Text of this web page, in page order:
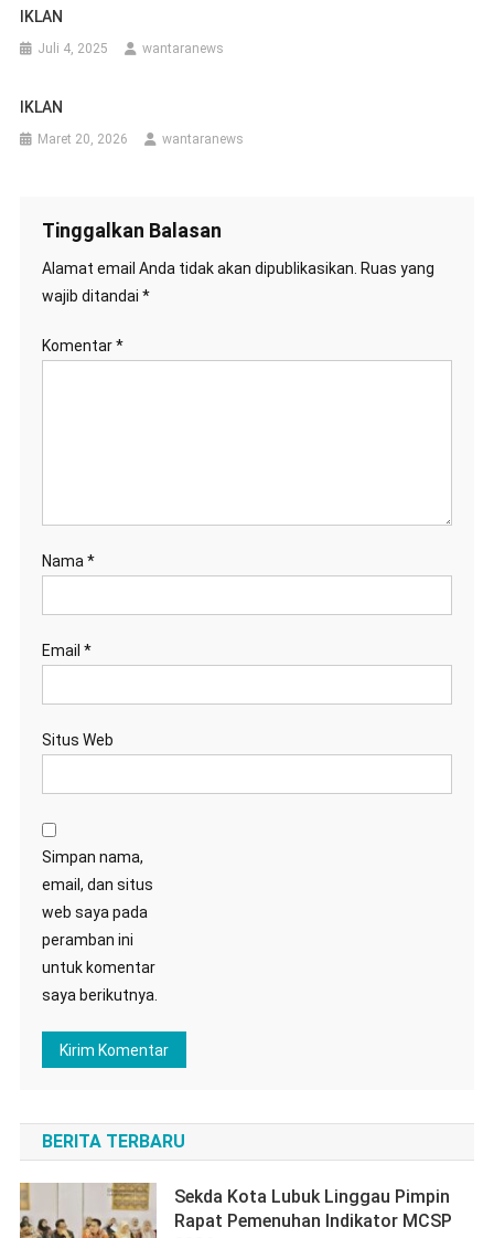
IKLAN
Juli 4, 2025 wantaranews
IKLAN
Maret 20, 2026 wantaranews
Tinggalkan Balasan
Alamat email Anda tidak akan dipublikasikan. Ruas yang
wajib ditandai *
Komentar*
Nama *
Email *
Situs Web
Simpan nama,
email, dan situs
web saya pada
peramban ini
untuk komentar
saya berikutnya.
BERITA TERBARU
Sekda Kota Lubuk Linggau Pimpin
Rapat Pemenuhan Indikator MCSP